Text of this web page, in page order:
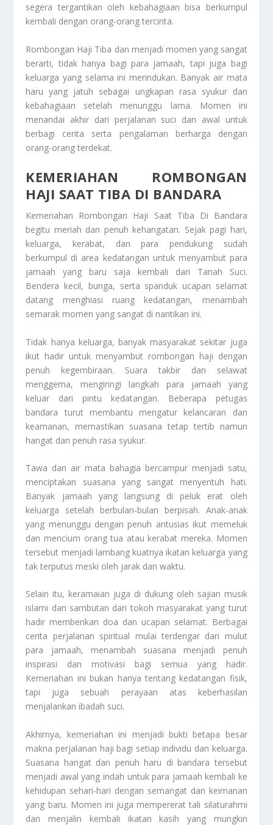
segera tergantikan oleh kebahagiaan bisa berkumpul
kembali dengan orang-orang tercinta.
Rombongan Haji Tiba dan menjadi momen yang sangat
berarti, tidak hanya bagi para jamaah, tapi juga bagi
keluarga yang selama ini merindukan. Banyak air mata
haru yang jatuh sebagai ungkapan rasa syukur dan
kebahagiaan setelah menunggu lama. Momen ini
menandai akhir dari perjalanan suci dan awal untuk
berbagi cerita serta pengalaman berharga dengan
orang-orang terdekat.
KEMERIAHAN ROMBONGAN
HAJI SAAT TIBA DI BANDARA
Kemeriahan Rombongan Haji Saat Tiba Di Bandara
begitu meriah dan penuh kehangatan. Sejak pagi hari,
keluarga, kerabat, dan para pendukung sudah
berkumpul di area kedatangan untuk menyambut para
jamaah yang baru saja kembali dari Tanah Suci.
Bendera kecil, bunga, serta spanduk ucapan selamat
datang menghiasi ruang kedatangan, menambah
semarak momen yang sangat di nantikan ini.
Tidak hanya keluarga, banyak masyarakat sekitar juga
ikut hadir untuk menyambut rombongan haji dengan
penuh kegembiraan. Suara takbir dan selawat
menggema, mengiringi langkah para jamaah yang
keluar dari pintu kedatangan. Beberapa petugas
bandara turut membantu mengatur kelancaran dan
keamanan, memastikan suasana tetap tertib namun
hangat dan penuh rasa syukur.
Tawa dan air mata bahagia bercampur menjadi satu,
menciptakan suasana yang sangat menyentuh hati.
Banyak jamaah yang langsung di peluk erat oleh
keluarga setelah berbulan-bulan berpisah. Anak-anak
yang menunggu dengan penuh antusias ikut memeluk
dan mencium orang tua atau kerabat mereka. Momen
tersebut menjadi lambang kuatnya ikatan keluarga yang
tak terputus meski oleh jarak dan waktu.
Selain itu, keramaian juga di dukung oleh sajian musik
islami dan sambutan dari tokoh masyarakat yang turut
hadir memberikan doa dan ucapan selamat. Berbagai
cerita perjalanan spiritual mulai terdengar dari mulut
para jamaah, menambah suasana menjadi penuh
inspirasi dan motivasi bagi semua yang hadir.
Kemeriahan ini bukan hanya tentang kedatangan fisik,
tapi juga sebuah perayaan atas keberhasilan
menjalankan ibadah suci.
Akhirnya, kemeriahan ini menjadi bukti betapa besar
makna perjalanan haji bagi setiap individu dan keluarga.
Suasana hangat dan penuh haru di bandara tersebut
menjadi awal yang indah untuk para jamaah kembali ke
kehidupan sehari-hari dengan semangat dan keimanan
yang baru. Momen ini juga mempererat tali silaturahmi
dan menjalin kembali ikatan kasih yang mungkin